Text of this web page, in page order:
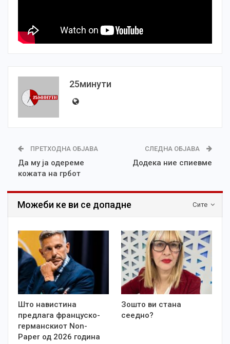
25минути
ПРЕТХОДНА ОБЈАВА
Да му ја одереме
кожата на грбот
СЛЕДНА ОБЈАВА
Додека ние спиевме
Сите
Можеби ке ви се допадне
Што навистина
предлага француско-
германскиот Non-
Paper од 2026 година
Зошто ви стана
сеедно?